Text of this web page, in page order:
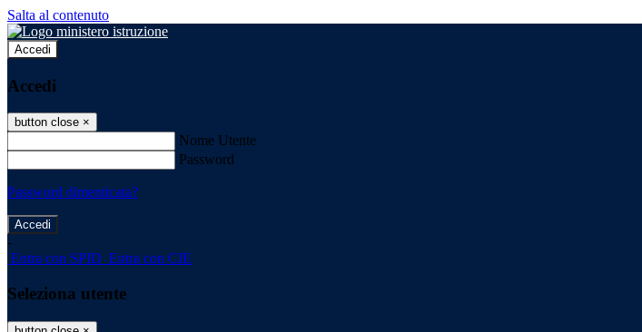
Salta al contenuto
Accedi
Accedi
button close ×
Nome Utente
Password
Password dimenticata?
-
Entra con SPID Entra con CIE
Seleziona utente